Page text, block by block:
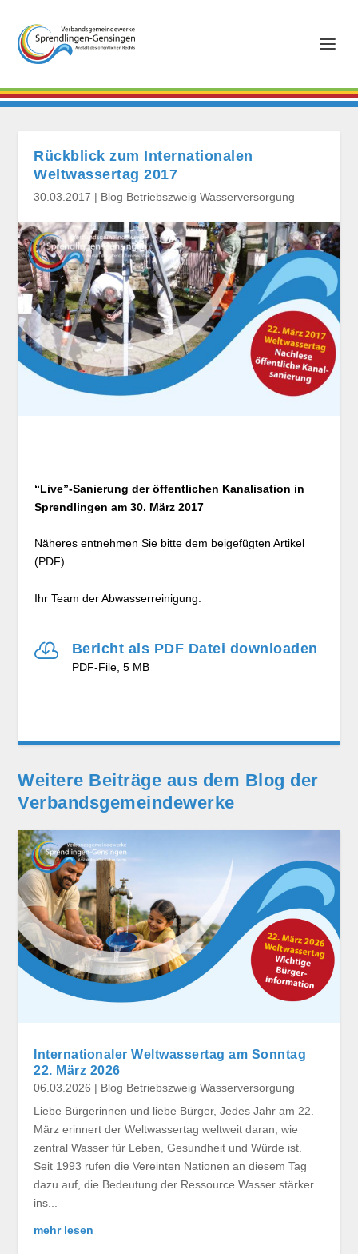
Rückblick zum Internationalen
Weltwassertag 2017
30.03.2017 | Blog Betriebszweig Wasserversorgung
“Live”-Sanierung der öffentlichen Kanalisation in
Sprendlingen am 30. März 2017
Näheres entnehmen Sie bitte dem beigefügten Artikel
(PDF).
Ihr Team der Abwasserreinigung.
 Bericht als PDF Datei downloaden
PDF-File, 5 MB
Weitere Beiträge aus dem Blog der
Verbands­gemeinde­werke
Internationaler Weltwassertag am Sonntag
22. März 2026
06.03.2026 | Blog Betriebszweig Wasserversorgung
Liebe Bürgerinnen und liebe Bürger, Jedes Jahr am 22.
März erinnert der Weltwassertag weltweit daran, wie
zentral Wasser für Leben, Gesundheit und Würde ist.
Seit 1993 rufen die Vereinten Nationen an diesem Tag
dazu auf, die Bedeutung der Ressource Wasser stärker
ins...
mehr lesen